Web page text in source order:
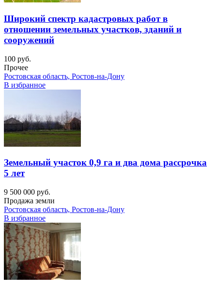
Широкий спектр кадастровых работ в
отношении земельных участков, зданий и
сооружений
100 руб.
Прочее
Ростовская область, Ростов-на-Дону
В избранное
Земельный участок 0,9 га и два дома рассрочка
5 лет
9 500 000 руб.
Продажа земли
Ростовская область, Ростов-на-Дону
В избранное